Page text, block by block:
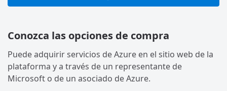
Conozca las opciones de compra
Puede adquirir servicios de Azure en el sitio web de la
plataforma y a través de un representante de
Microsoft o de un asociado de Azure.